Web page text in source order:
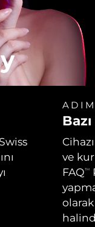
Swiss
ve
FAQTM